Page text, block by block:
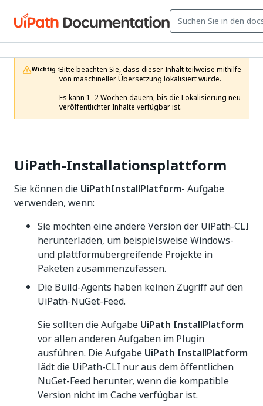
Wichtig :Bitte beachten Sie, dass dieser Inhalt teilweise mithilfe
von maschineller Übersetzung lokalisiert wurde.
Es kann 1–2 Wochen dauern, bis die Lokalisierung neu
veröffentlichter Inhalte verfügbar ist.
UiPath-Installationsplattform
Sie können die UiPathInstallPlatform- Aufgabe
verwenden, wenn:
Sie möchten eine andere Version der UiPath-CLI
herunterladen, um beispielsweise Windows-
und plattformübergreifende Projekte in
Paketen zusammenzufassen.
Die Build-Agents haben keinen Zugriff auf den
UiPath-NuGet-Feed.
Sie sollten die Aufgabe UiPath InstallPlatform
vor allen anderen Aufgaben im Plugin
ausführen. Die Aufgabe UiPath InstallPlatform
lädt die UiPath-CLI nur aus dem öffentlichen
NuGet-Feed herunter, wenn die kompatible
Version nicht im Cache verfügbar ist.